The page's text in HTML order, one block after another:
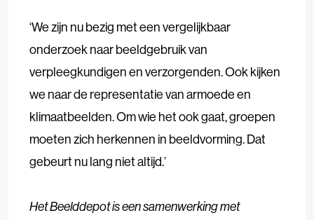
‘We zijn nu bezig met een vergelijkbaar
onderzoek naar beeldgebruik van
verpleegkundigen en verzorgenden. Ook kijken
we naar de representatie van armoede en
klimaatbeelden. Om wie het ook gaat, groepen
moeten zich herkennen in beeldvorming. Dat
gebeurt nu lang niet altijd.’
Het Beelddepot is een samenwerking met